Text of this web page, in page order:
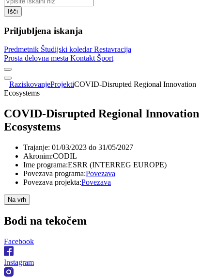
Išči
Priljubljena iskanja
Predmetnik Študijski koledarRestavracija
Prosta delovna mesta Kontakt Šport
RaziskovanjeProjektiCOVID-Disrupted Regional Innovation
Ecosystems
COVID-Disrupted Regional Innovation
Ecosystems
Trajanje: 01/03/2023 do 31/05/2027
Akronim:CODIL
Ime programa:ESRR (INTERREG EUROPE)
Povezava programa:Povezava
Povezava projekta:Povezava
Na vrh
Bodi na tekočem
Facebook
Instagram